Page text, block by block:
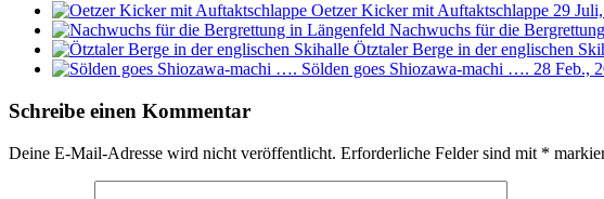
Oetzer Kicker mit Auftaktschlappe 29
Nachwuchs für die
Ötztaler Berge in der englischen
Sölden goes Shiozawa-machi …. 28 Feb.,
Schreibe einen Kommentar
Deine E-Mail-Adresse wird nicht veröffentlicht. Erforderliche Felder sind mit *